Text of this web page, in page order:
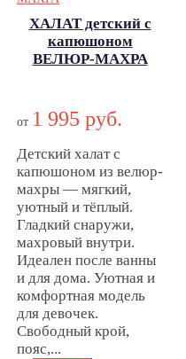
ХАЛАТ детский с
капюшоном
ВЕЛЮР-МАХРА
ВЕЛЮР-МАХРА
от 1 995 руб.
Детский халат с
капюшоном из велюр-
махры — мягкий,
уютный и тёплый.
Гладкий снаружи,
махровый внутри.
Идеален после ванны
и для дома. Уютная и
комфортная модель
для девочек.
Свободный крой,
пояс,...